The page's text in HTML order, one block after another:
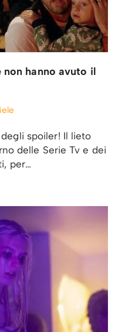
non hanno avuto il
spoiler! Il lieto
delle Serie Tv e dei
per…